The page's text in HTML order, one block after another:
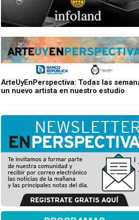
ArteUyEnPerspectiva: Todas las
un nuevo artista en nuestro estudio